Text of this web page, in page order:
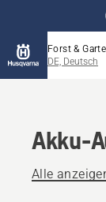
Forst &
DE, Deutsch
Akku-
Alle